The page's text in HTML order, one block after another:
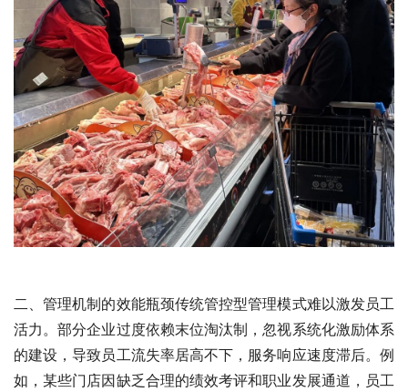
二、管理机制的效能瓶颈传统管控型管理模式难以激发员工
活力。部分企业过度依赖末位淘汰制，忽视系统化激励体系
的建设，导致员工流失率居高不下，服务响应速度滞后。例
如，某些门店因缺乏合理的绩效考评和职业发展通道，员工